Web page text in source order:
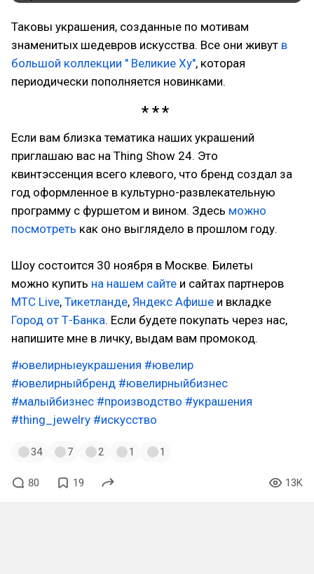
Таковы украшения, созданные по мотивам
знаменитых шедевров искусства. Все они живут в
большой коллекции " Великие Ху", которая
периодически пополняется новинками.
Если вам близка тематика наших украшений
приглашаю вас на Thing Show 24. Это
квинтэссенция всего клевого, что бренд создал за
год оформленное в культурно-развлекательную
программу с фуршетом и вином. Здесь можно
посмотреть как оно выглядело в прошлом году.
Шоу состоится 30 ноября в Москве. Билеты
можно купить на нашем сайте и сайтах партнеров
МТС Live, Тикетланде, Яндекс Афише и вкладке
Город от Т-Банка. Если будете покупать через нас,
напишите мне в личку, выдам вам промокод.
#ювелирныеукрашения #ювелир
#ювелирныйбренд #ювелирныйбизнес
#малыйбизнес #производство #украшения
#thing_jewelry #искусство
34 7 2 1 1
80 19 13K